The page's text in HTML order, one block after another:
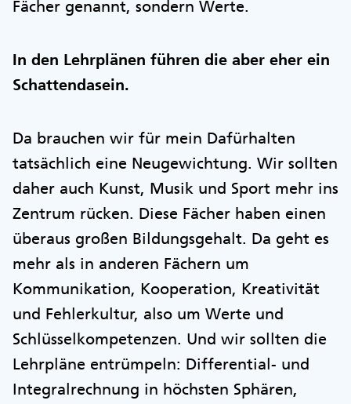
Fächer genannt, sondern Werte.
In den Lehrplänen führen die aber eher ein
Schattendasein.
Da brauchen wir für mein Dafürhalten
tatsächlich eine Neugewichtung. Wir sollten
daher auch Kunst, Musik und Sport mehr ins
Zentrum rücken. Diese Fächer haben einen
überaus großen Bildungsgehalt. Da geht es
mehr als in anderen Fächern um
Kommunikation, Kooperation, Kreativität
und Fehlerkultur, also um Werte und
Schlüsselkompetenzen. Und wir sollten die
Lehrpläne entrümpeln: Differential- und
Integralrechnung in höchsten Sphären,